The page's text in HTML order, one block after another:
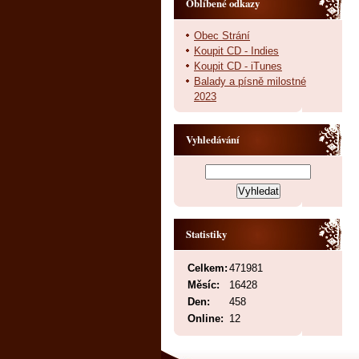
Oblíbené odkazy
Obec Strání
Koupit CD - Indies
Koupit CD - iTunes
Balady a písně milostné
2023
Vyhledávání
Statistiky
Online: 12
Celkem: 471981
Měsíc:
16428
Den:
458